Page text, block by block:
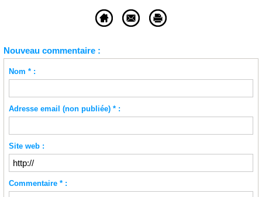
Nouveau commentaire :
Nom * :
Adresse email (non publiée) * :
Site web :
Commentaire * :